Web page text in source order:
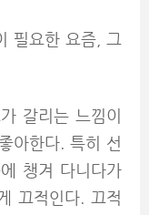
필요한 요즘, 그
갈리는 느낌이
아한다. 특히 선
챙겨 다니다가
끄적인다. 끄적